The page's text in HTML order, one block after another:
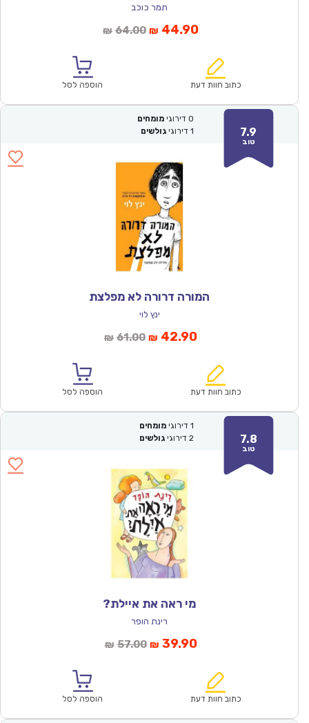
תמר כוכב
₪ 64.00המחיר
₪64.00.
₪ 44.90המחיר
הוא:
כתוב חוות דעת הוספה לסל
7.9
טוב
0 דירוגי מומחים
1 דירוגי גולשים
המורה דרורה לא מפלצת
ינץ לוי
₪ 61.00המחיר
₪61.00.
₪ 42.90המחיר
הוא:
כתוב חוות דעת הוספה לסל
7.8
טוב
1 דירוגי מומחים
2 דירוגי גולשים
מי ראה את איילת?
רינת הופר
₪ 57.00המחיר
₪57.00.
₪ 39.90המחיר
הוא:
כתוב חוות דעת הוספה לסל